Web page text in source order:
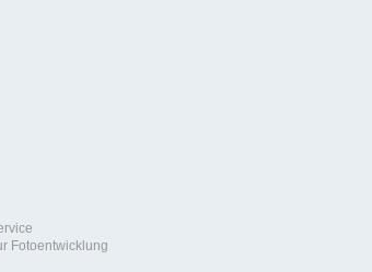
Fotoentwicklung